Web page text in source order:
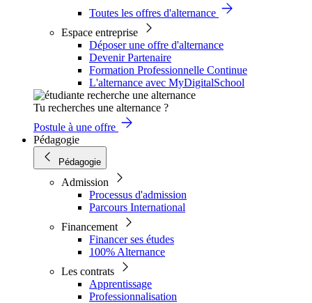
Toutes les offres d'alternance
Espace entreprise
Déposer une offre d'alternance
Devenir Partenaire
Formation Professionnelle Continue
L'alternance avec MyDigitalSchool
Tu recherches une alternance ?
Postule à une offre
Pédagogie
Pédagogie
Admission
Processus d'admission
Parcours International
Financement
Financer ses études
100% Alternance
Les contrats
Apprentissage
Professionnalisation